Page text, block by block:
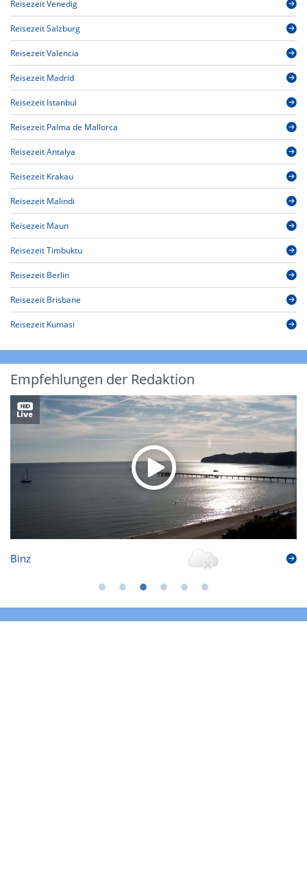
Reisezeit Venedig
Reisezeit Salzburg
Reisezeit Valencia
Reisezeit Madrid
Reisezeit Istanbul
Reisezeit Palma de Mallorca
Reisezeit Antalya
Reisezeit Krakau
Reisezeit Malindi
Reisezeit Maun
Reisezeit Timbuktu
Reisezeit Berlin
Reisezeit Brisbane
Reisezeit Kumasi
Empfehlungen der Redaktion
Binz